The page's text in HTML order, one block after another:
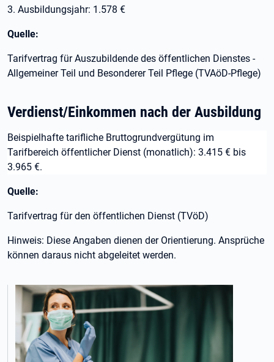
3. Ausbildungsjahr: 1.578 €
Quelle:
Tarifvertrag für Auszubildende des öffentlichen Dienstes -
Allgemeiner Teil und Besonderer Teil Pflege (TVAöD-Pflege)
Verdienst/Einkommen nach der Ausbildung
Beispielhafte tarifliche Bruttogrundvergütung im
Tarifbereich öffentlicher Dienst (monatlich): 3.415 € bis
3.965 €.
Quelle:
Tarifvertrag für den öffentlichen Dienst (TVöD)
Hinweis: Diese Angaben dienen der Orientierung. Ansprüche
können daraus nicht abgeleitet werden.